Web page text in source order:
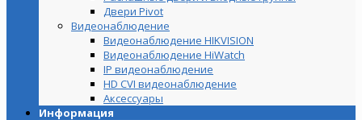
Двери Pivot
Видеонаблюдение
Видеонаблюдение HIKVISION
Видеонаблюдение HiWatch
IP видеонаблюдение
HD CVI видеонаблюдение
Аксессуары
Информация